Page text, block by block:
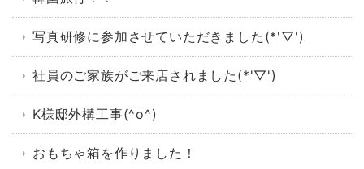
写真研修に参加させていただきました(*'▽')
社員のご家族がご来店されました(*'▽')
K様邸外構工事(^o^)
おもちゃ箱を作りました！